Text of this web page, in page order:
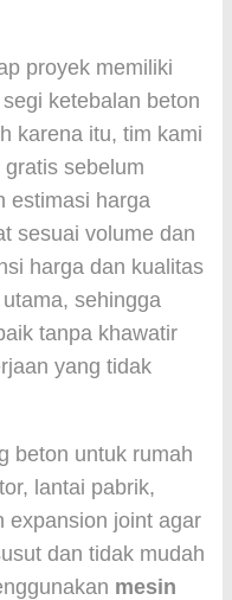
proyek memiliki
ketebalan beton
karena itu, tim kami
sebelum
estimasi harga
sesuai volume dan
harga dan kualitas
sehingga
tanpa khawatir
yang tidak
beton untuk rumah
lantai pabrik,
expansion joint agar
dan tidak mudah
mesin